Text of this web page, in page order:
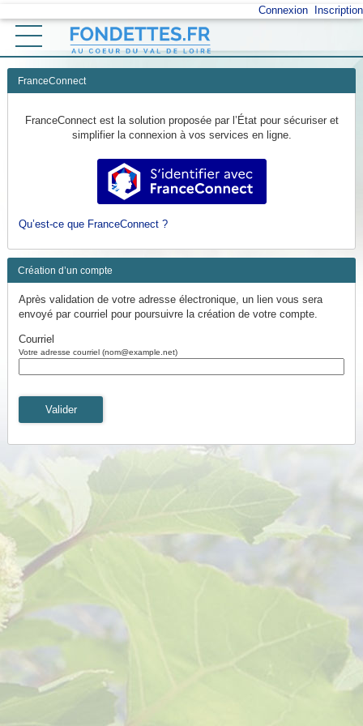
Connexion Inscription
Ouvrir le menu
FranceConnect
FranceConnect est la solution proposée par l’État pour sécuriser et
simplifier la connexion à vos services en ligne.
S’identifier avec FranceConnect
Qu’est-ce que FranceConnect ?
Création d’un compte
Après validation de votre adresse électronique, un lien vous sera
envoyé par courriel pour poursuivre la création de votre compte.
Courriel
Votre adresse courriel (nom@example.net)
Valider